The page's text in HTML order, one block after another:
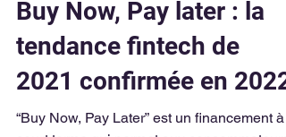
2 min de lecture
Buy Now, Pay later : la
tendance fintech de
2021 confirmée en 2022